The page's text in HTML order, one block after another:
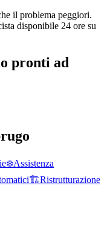
il problema peggiori.
disponibile 24 ore su
pronti ad
❄️Assistenza
🏗️Ristrutturazione